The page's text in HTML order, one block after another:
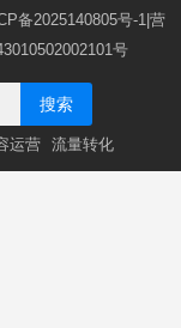
备2025140805号-1 |营
号
搜索
运营 流量转化